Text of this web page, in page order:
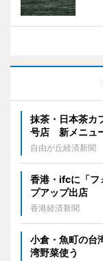
抹茶・日本茶カ
号店 新メニュ
自由が丘経済新聞
香港・ifcに「フ
プアップ出店
香港経済新聞
小倉・魚町の台
湾野菜使う